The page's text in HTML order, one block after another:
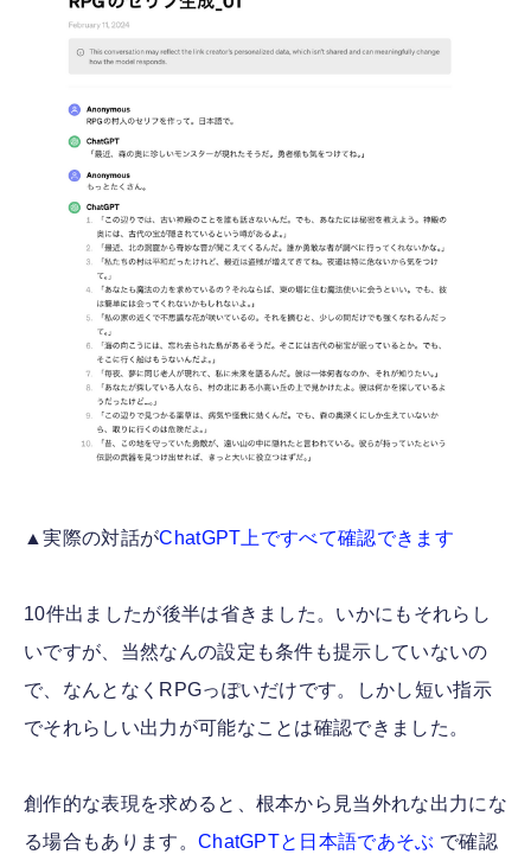
▲実際の対話がChatGPT上ですべて確認できます
10件出ましたが後半は省きました。いかにもそれらし
いですが、当然なんの設定も条件も提示していないの
で、なんとなくRPGっぽいだけです。しかし短い指示
でそれらしい出力が可能なことは確認できました。
創作的な表現を求めると、根本から見当外れな出力にな
る場合もあります。 ChatGPTと日本語であそぶ で確認